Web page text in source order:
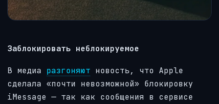
Заблокировать неблокируемое
В медиа разгоняют новость, что Apple
сделала «почти невозможной» блокировку
iMessage — так как сообщения в сервисе